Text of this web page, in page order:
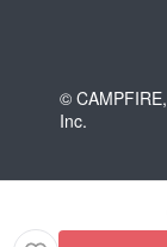
© CAMPFIRE,
Inc.